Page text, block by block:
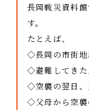
長岡戦災資料
す。
たとえば、
◇長岡の市街地
◇避難してきた
◇空襲の翌日、
◇父母から空襲